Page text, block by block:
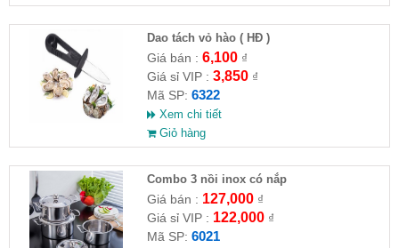
Dao tách vỏ hào ( HĐ )
Giá bán : 6,100₫
Giá sỉ VIP : 3,850₫
Mã SP: 6322
Xem chi tiết
Giỏ hàng
Combo 3 nồi inox có nắp
Giá bán : 127,000₫
Giá sỉ VIP : 122,000₫
Mã SP: 6021